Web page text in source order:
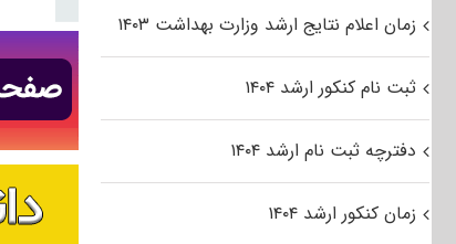
زمان اعلام نتایج ارشد وزارت بهداشت ۱۴۰۳
ثبت نام کنکور ارشد ۱۴۰۴
دفترچه ثبت نام ارشد ۱۴۰۴
زمان کنکور ارشد ۱۴۰۴